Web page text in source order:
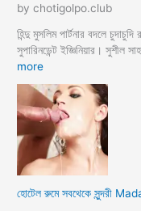
by chotigolpo.club
হিন্দু মুসলিম পার্টনার বদলে
সুপারিনডেন্ট ইজ্ঞিনিয়ার। সুশীল
more:
হো
টে
লে
ন্দু
মু
স
লি
হোটেল রুমে সবথেকে সুন্দরী